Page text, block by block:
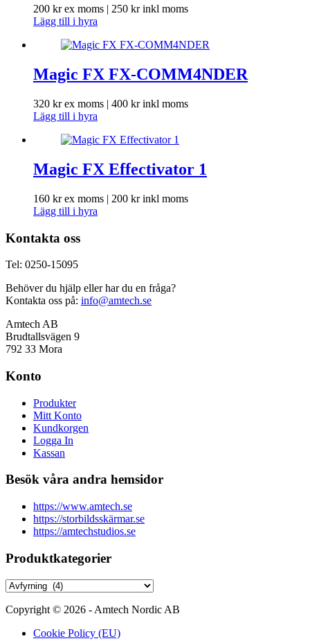
200 krex moms | 250 krinkl moms
Lägg till i hyra
Magic FX FX-COMM4NDER
320 krex moms | 400 krinkl moms
Lägg till i hyra
Magic FX Effectivator 1
160 krex moms | 200 krinkl moms
Lägg till i hyra
Kontakta oss
Tel: 0250-15095
Behöver du hjälp eller har du en fråga?
Kontakta oss på: info@amtech.se
Amtech AB
Brudtallsvägen 9
792 33 Mora
Konto
Produkter
Mitt Konto
Kundkorgen
Logga In
Kassan
Besök våra andra hemsidor
https://www.amtech.se
https://storbildsskärmar.se
https://amtechstudios.se
Produktkategorier
Copyright © 2026 - Amtech Nordic AB
Cookie Policy (EU)